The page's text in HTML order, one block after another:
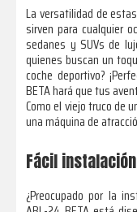
La versatilidad de
sirven para cualquier
sedanes y SUVs de
quienes buscan un
coche deportivo?
BETA hará que tus
Como el viejo truco de
una máquina de
Fácil instalación
¿Preocupado por la